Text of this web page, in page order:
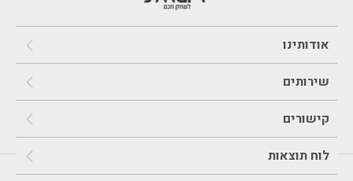
אודותינו
שירותים
קישורים
לוח תוצאות